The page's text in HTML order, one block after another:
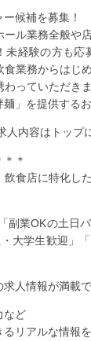
候補を募集！
ール業務全般や
未経験の方も応
食業務からはじ
わっていただき
」を提供する
人内容はトップ
＊
飲食店に特化し
副業OKの土日
大学生歓迎」
求人情報が満載
など
リアルな情報を